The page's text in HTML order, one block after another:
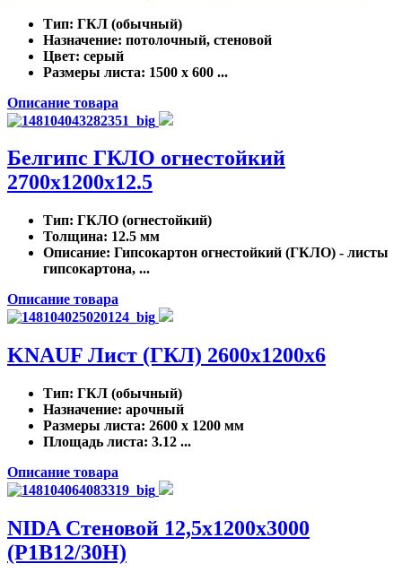
Тип: ГКЛ (обычный)
Назначение: потолочный, стеновой
Цвет: серый
Размеры листа: 1500 x 600 ...
Описание товара
Белгипс ГКЛО огнестойкий
2700х1200х12.5
Тип: ГКЛО (огнестойкий)
Толщина: 12.5 мм
Описание: Гипсокартон огнестойкий (ГКЛО) - листы
гипсокартона, ...
Описание товара
KNAUF Лист (ГКЛ) 2600x1200x6
Тип: ГКЛ (обычный)
Назначение: арочный
Размеры листа: 2600 x 1200 мм
Площадь листа: 3.12 ...
Описание товара
NIDA Стеновой 12,5х1200х3000
(P1B12/30H)